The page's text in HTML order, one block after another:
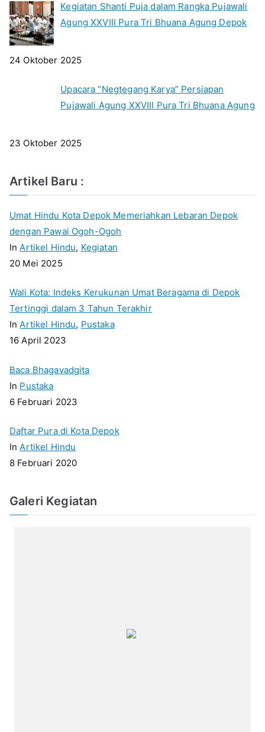
Kegiatan Shanti Puja dalam Rangka Pujawali
Agung XXVIII Pura Tri Bhuana Agung Depok
24 Oktober 2025
Upacara “Negtegang Karya” Persiapan
Pujawali Agung XXVIII Pura Tri Bhuana Agung
23 Oktober 2025
Artikel Baru :
Umat Hindu Kota Depok Memeriahkan Lebaran Depok
dengan Pawai Ogoh-Ogoh
In Artikel Hindu, Kegiatan
20 Mei 2025
Wali Kota: Indeks Kerukunan Umat Beragama di Depok
Tertinggi dalam 3 Tahun Terakhir
InArtikel Hindu, Pustaka
16 April 2023
Baca Bhagavadgita
In Pustaka
6 Februari 2023
Daftar Pura di Kota Depok
InArtikel Hindu
8 Februari 2020
Galeri Kegiatan